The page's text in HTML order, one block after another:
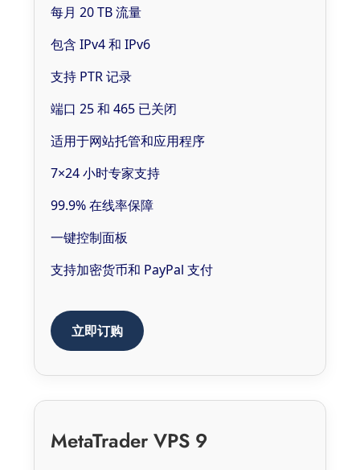
每月 20 TB 流量
包含 IPv4 和 IPv6
支持 PTR 记录
端口 25 和 465 已关闭
适用于网站托管和应用程序
7×24 小时专家支持
99.9% 在线率保障
一键控制面板
支持加密货币和 PayPal 支付
立即订购
MetaTrader VPS 9